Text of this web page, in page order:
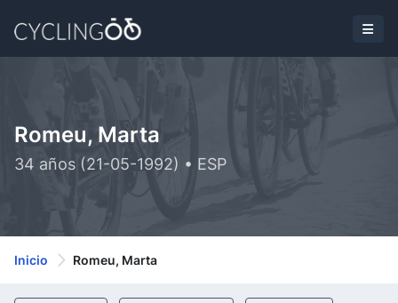
Romeu, Marta
34 años (21-05-1992) • ESP
Inicio Romeu, Marta